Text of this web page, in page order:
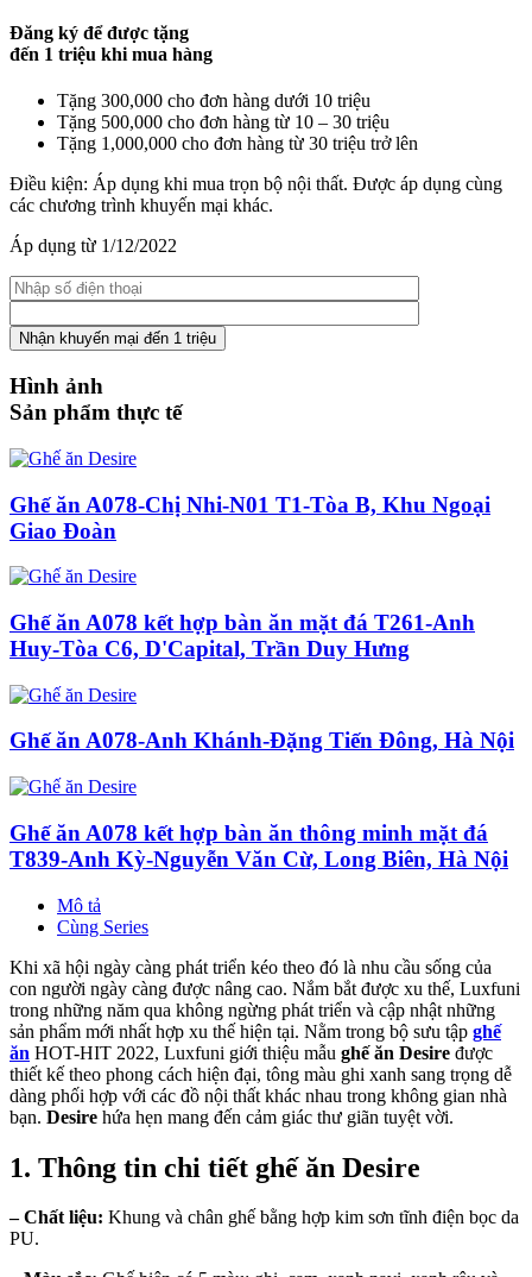
Đăng ký để được tặng
đến 1 triệu khi mua hàng
Tặng 300,000 cho đơn hàng dưới 10 triệu
Tặng 500,000 cho đơn hàng từ 10 – 30 triệu
Tặng 1,000,000 cho đơn hàng từ 30 triệu trở lên
Điều kiện: Áp dụng khi mua trọn bộ nội thất. Được áp dụng cùng
các chương trình khuyến mại khác.
Áp dụng từ 1/12/2022
Hình ảnh
Sản phẩm thực tế
Ghế ăn A078-Chị Nhi-N01 T1-Tòa B, Khu Ngoại
Giao Đoàn
Ghế ăn A078 kết hợp bàn ăn mặt đá T261-Anh
Huy-Tòa C6, D'Capital, Trần Duy Hưng
Ghế ăn A078-Anh Khánh-Đặng Tiến Đông, Hà Nội
Ghế ăn A078 kết hợp bàn ăn thông minh mặt đá
T839-Anh Kỳ-Nguyễn Văn Cừ, Long Biên, Hà Nội
Mô tả
Cùng Series
Khi xã hội ngày càng phát triển kéo theo đó là nhu cầu sống của
con người ngày càng được nâng cao. Nắm bắt được xu thế, Luxfuni
trong những năm qua không ngừng phát triển và cập nhật những
sản phẩm mới nhất hợp xu thế hiện tại. Nằm trong bộ sưu tập ghế
ăn HOT-HIT 2022, Luxfuni giới thiệu mẫu ghế ăn Desire được
thiết kế theo phong cách hiện đại, tông màu ghi xanh sang trọng dễ
dàng phối hợp với các đồ nội thất khác nhau trong không gian nhà
bạn. Desire hứa hẹn mang đến cảm giác thư giãn tuyệt vời.
1. Thông tin chi tiết ghế ăn Desire
– Chất liệu: Khung và chân ghế bằng hợp kim sơn tĩnh điện bọc da
PU.